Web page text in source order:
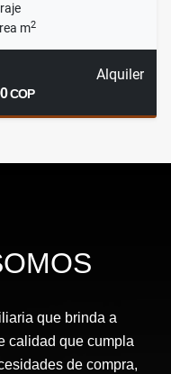
m2
Alquiler
COP
que brinda a
calidad que cumpla
de compra,